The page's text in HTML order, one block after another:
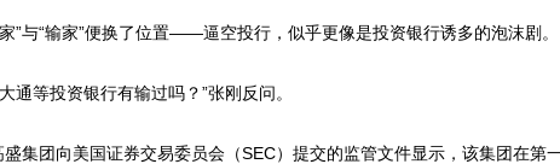
与“输家”便换了位置——逼空投行，似乎更像是投资银行诱多的泡沫剧。
等投资银行有输过吗？”张刚反问。
团向美国证券交易委员会（SEC）提交的监管文件显示，该集团在第